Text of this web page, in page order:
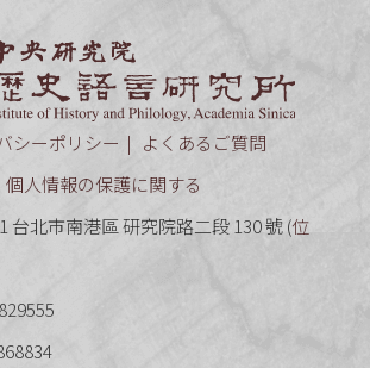
シーポリシー
よくあるご質問
個人情報の保護に関する
台北市南港區 研究院路二段 130 號 (位